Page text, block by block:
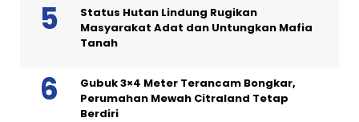
Status Hutan Lindung Rugikan
Masyarakat Adat dan Untungkan Mafia
Tanah
Gubuk 3×4 Meter Terancam Bongkar,
Perumahan Mewah Citraland Tetap
Berdiri